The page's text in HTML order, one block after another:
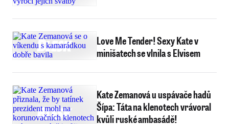
Love Me Tender! Sexy Kate v
minišatech se vlnila s Elvisem
Kate Zemanová u uspávače hadů
Šípa: Táta na klenotech vrávoral
kvůli ruské ambasádě!